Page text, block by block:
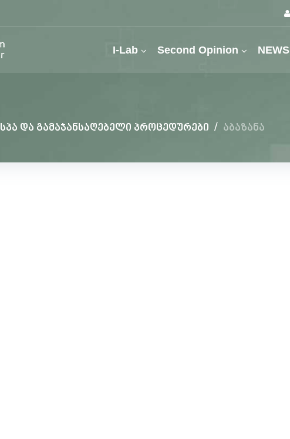
I-Lab Second Opinion NEWS
სპა და გამაჯანსაღებელი პროცედურები / აბაზანა